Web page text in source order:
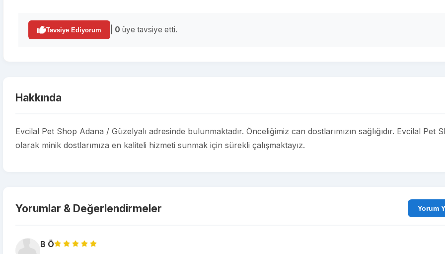
Tavsiye Ediyorum 0 üye tavsiye etti.
Hakkında
Evcilal Pet Shop Adana / Güzelyalı adresinde bulunmaktadır. Önceliğimiz can dostlarımızın sağlığıdır. Evcilal Pet
olarak minik dostlarımıza en kaliteli hizmeti sunmak için sürekli çalışmaktayız.
Yorumlar & Değerlendirmeler
B Ö